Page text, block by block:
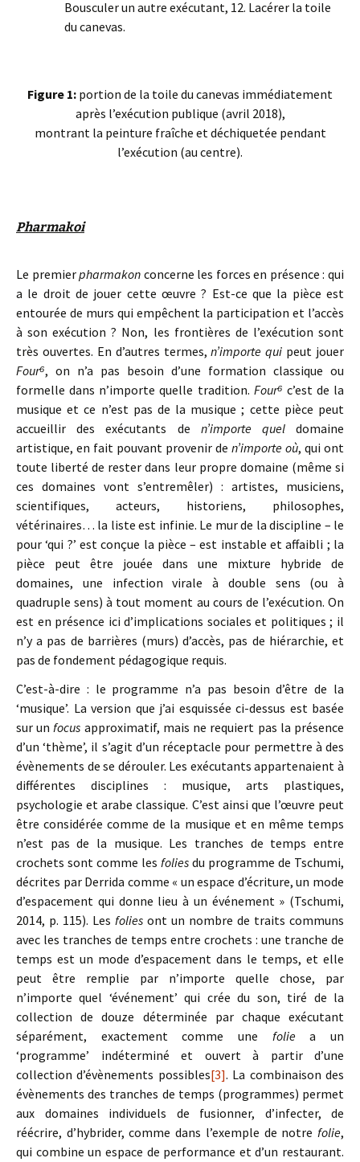
Bousculer un autre exécutant, 12. Lacérer la toile
du canevas.
Figure 1: portion de la toile du canevas immédiatement
après l’exécution publique (avril 2018),
montrant la peinture fraîche et déchiquetée pendant
l’exécution (au centre).
Pharmakoi
Le premierpharmakon concerne les forces en présence : qui
a le droit de jouer cette œuvre ? Est-ce que la pièce est
entourée de murs qui empêchent la participation et l’accès
à son exécution ? Non, les frontières de l’exécution sont
très ouvertes. En d’autres termes,n’importe qui peut jouer
Four⁶, on n’a pas besoin d’une formation classique ou
formelle dans n’importe quelle tradition. Four⁶ c’est de la
musique et ce n’est pas de la musique ; cette pièce peut
accueillir des exécutants de n’importe queldomaine
artistique, en fait pouvant provenir de n’importe où, qui ont
toute liberté de rester dans leur propre domaine (même si
ces domaines vont s’entremêler) : artistes, musiciens,
scientifiques, acteurs, historiens, philosophes,
vétérinaires… la liste est infinie. Le mur de la discipline – le
pour ‘qui ?’ est conçue la pièce – est instable et affaibli ; la
pièce peut être jouée dans une mixture hybride de
domaines, une infection virale à double sens (ou à
quadruple sens) à tout moment au cours de l’exécution. On
est en présence ici d’implications sociales et politiques ; il
n’y a pas de barrières (murs) d’accès, pas de hiérarchie, et
pas de fondement pédagogique requis.
C’est-à-dire : le programme n’a pas besoin d’être de la
‘musique’. La version que j’ai esquissée ci-dessus est basée
sur unfocus approximatif, mais ne requiert pas la présence
d’un ‘thème’, il s’agit d’un réceptacle pour permettre à des
évènements de se dérouler. Les exécutants appartenaient à
différentes disciplines : musique, arts plastiques,
psychologie et arabe classique. C’est ainsi que l’œuvre peut
être considérée comme de la musique et en même temps
n’est pas de la musique. Les tranches de temps entre
crochets sont comme les folies du programme de Tschumi,
décrites par Derrida comme « un espace d’écriture, un mode
d’espacement qui donne lieu à un événement » (Tschumi,
2014, p. 115). Les folies ont un nombre de traits communs
avec les tranches de temps entre crochets : une tranche de
temps est un mode d’espacement dans le temps, et elle
peut être remplie par n’importe quelle chose, par
n’importe quel ‘événement’ qui crée du son, tiré de la
collection de douze déterminée par chaque exécutant
séparément, exactement comme une foliea un
‘programme’ indéterminé et ouvert à partir d’une
collection d’évènements possibles[3]. La combinaison des
évènements des tranches de temps (programmes) permet
aux domaines individuels de fusionner, d’infecter, de
réécrire, d’hybrider, comme dans l’exemple de notre folie,
qui combine un espace de performance et d’un restaurant.